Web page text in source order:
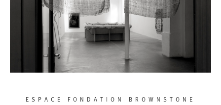
ESPACE FONDATION BROWNSTONE